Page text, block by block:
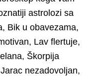
astrolozi sa
Bik u obavezama,
Lav flertuje,
Škorpija
nezadovoljan,